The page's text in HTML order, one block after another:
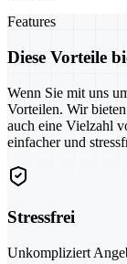
Features
Diese Vorteile
Wenn Sie mit uns
Vorteilen. Wir
auch eine Vielzahl
einfacher und
Stressfrei
Unkompliziert